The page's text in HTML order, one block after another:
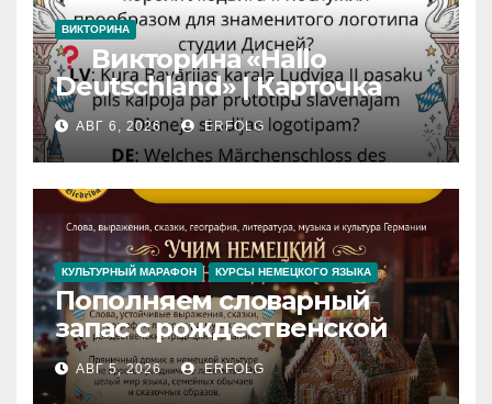
ВИКТОРИНА
Викторина «Hallo
Deutschland» | Карточка
№46
Замок вдохновения
Iedvesmas pils / Schloss der
Inspiration
АВГ 6, 2026 ERFOLG
КУЛЬТУРНЫЙ МАРАФОН КУРСЫ НЕМЕЦКОГО ЯЗЫКА
Пополняем словарный
запас с рождественской
сказкой! Учим немецкий
вместе с Lebkuchenhaus
АВГ 5, 2026 ERFOLG